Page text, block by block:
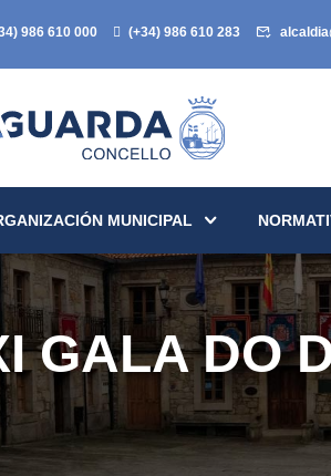
986 610 000 (+34) 986 610 283
MUNICIPAL
GALA DO